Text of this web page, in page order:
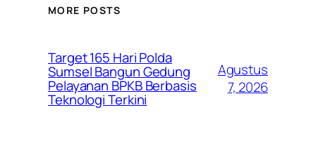
MORE POSTS
Target 165 Hari Polda
Sumsel Bangun Gedung
Pelayanan BPKB Berbasis
Teknologi Terkini
Agustus
7, 2026